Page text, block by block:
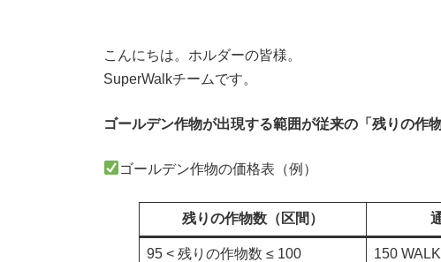
こんにちは。ホルダーの皆様。
SuperWalkチームです。
ゴールデン作物が出現する範囲が従来の「残りの作
ゴールデン作物の価格表（例）
残りの作物数（区間）
95 < 残りの作物数 ≤ 100 150 WALK